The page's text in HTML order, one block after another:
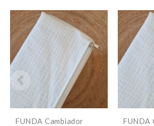
FUNDA Cambiador
FUNDA